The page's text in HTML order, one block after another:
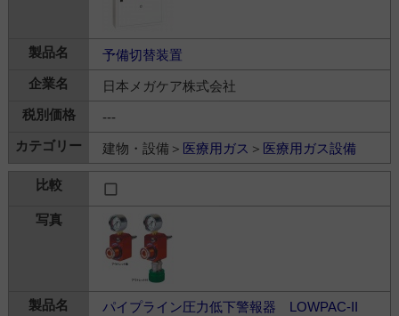
予備切替装置
日本メガケア株式会社
---
建物・設備＞ 医療用ガス ＞ 医療用ガス設備
パイプライン圧力低下警報器 LOWPAC-II